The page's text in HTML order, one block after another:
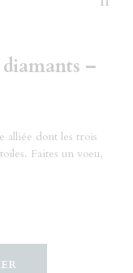
–
alliée dont les trois
Faites un voeu,